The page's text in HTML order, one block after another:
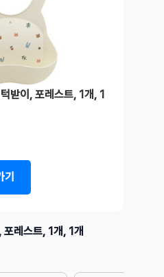
받이, 포레스트, 1개, 1
레스트, 1개, 1개